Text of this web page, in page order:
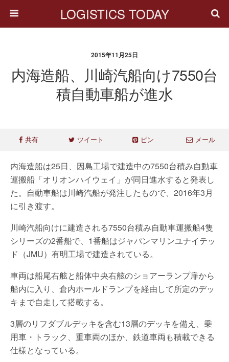
LOGISTICS TODAY
2015年11月25日
内海造船、川崎汽船向け7550台
積自動車船が進水
共有 ツイート ピン メール
内海造船は25日、因島工場で建造中の7550台積み自動車
運搬船「オリオンハイウェイ」が同日進水すると発表し
た。自動車船は川崎汽船が発注したもので、2016年3月
に引き渡す。
川崎汽船向けに建造される7550台積み自動車運搬船4隻
シリーズの2番船で、1番船はジャパンマリンユナイテッ
ド（JMU）有明工場で建造されている。
車両は船尾右舷と船体中央右舷のショアーランプ扉から
船内に入り、倉内ホールドランプを経由して所定のデッ
キまで自走して搭載する。
3層のリフダブルデッキを含む13層のデッキを備え、乗
用車・トラック、重車両のほか、鉄道車両も積載できる
仕様となっている。